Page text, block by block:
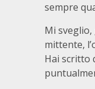
sempre
Mi sveglio,
mittente,
Hai scritto